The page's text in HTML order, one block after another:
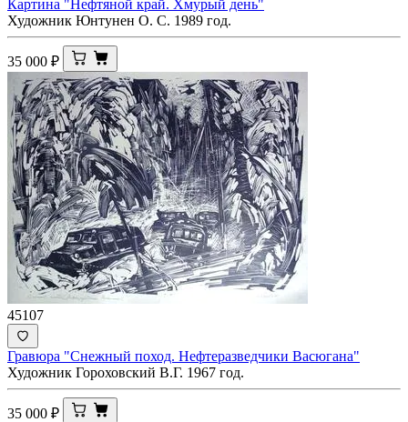
Картина "Нефтяной край. Хмурый день"
Художник Юнтунен О. С. 1989 год.
35 000 ₽
45107
Гравюра "Снежный поход. Нефтеразведчики Васюгана"
Художник Гороховский В.Г. 1967 год.
35 000 ₽